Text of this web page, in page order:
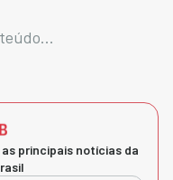
principais notícias da